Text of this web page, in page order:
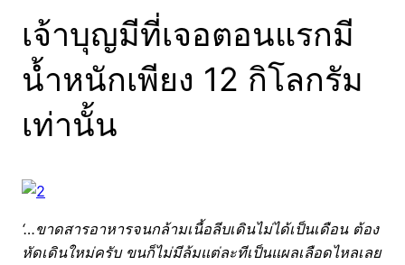
เจ้าบุญมีที่เจอตอนแรกมี
น้ำหนักเพียง 12 กิโลกรัม
เท่านั้น
‘…ขาดสารอาหารจนกล้ามเนื้อลีบเดินไม่ได้เป็นเดือน ต้อง
หัดเดินใหม่ครับ ขนก็ไม่มีล้มแต่ละทีเป็นแผลเลือดไหลเลย